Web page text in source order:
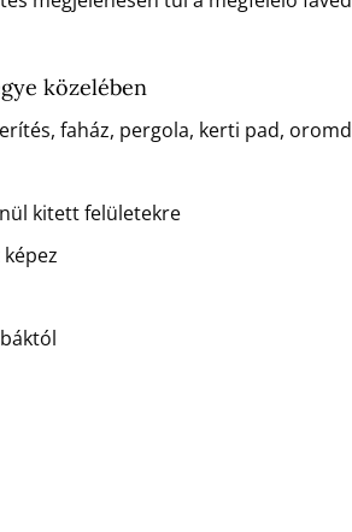
közelében
faház, pergola, kerti pad,
kitett felületekre